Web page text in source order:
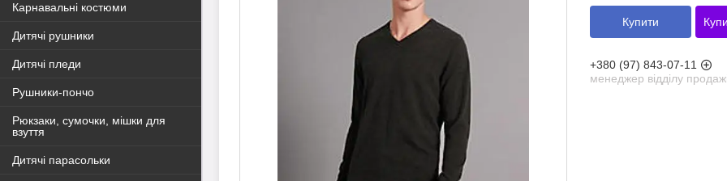
Купити
+380 (97) 843-07-11
менеджер відділу
Карнавальні костюми
Дитячі рушники
Дитячі пледи
Рушники-пончо
Рюкзаки, сумочки, мішки для
взуття
Дитячі парасольки